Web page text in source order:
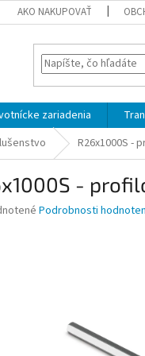
AKO NAKUPOVAŤ
zariadenia
R26x1000S -
-
Podrobnosti